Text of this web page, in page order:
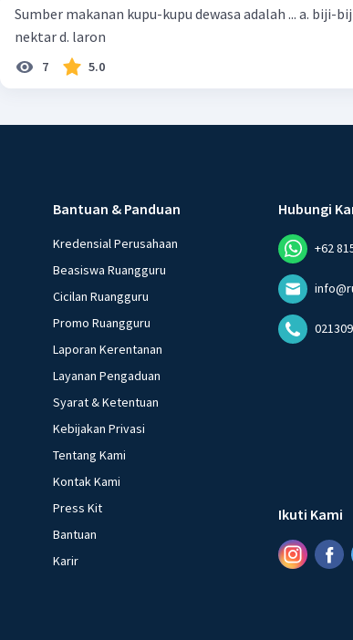
Sumber makanan kupu-kupu dewasa adalah ... a. biji-bijian b. buah-buahan c.
nektar d. laron
7 5.0
Bantuan & Panduan
Kredensial Perusahaan
Beasiswa Ruangguru
Cicilan Ruangguru
Promo Ruangguru
Laporan Kerentanan
Layanan Pengaduan
Syarat & Ketentuan
Kebijakan Privasi
Tentang Kami
Kontak Kami
Press Kit
Bantuan
Karir
Hubungi
+62
Ikuti Kami